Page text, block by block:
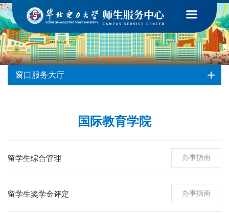
首页 - 窗口服务大厅 - 国际教育学院
窗口服务大厅
国际教育学院
办事指南
留学生综合管理
办事指南
留学生奖学金评定